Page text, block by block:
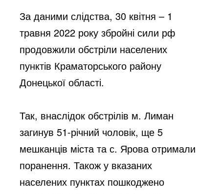
За даними слідства, 30 квітня – 1
травня 2022 року збройні сили рф
продовжили обстріли населених
пунктів Краматорського району
Донецької області.
Так, внаслідок обстрілів м. Лиман
загинув 51-річний чоловік, ще 5
мешканців міста та с. Ярова отримали
поранення. Також у вказаних
населених пунктах пошкоджено